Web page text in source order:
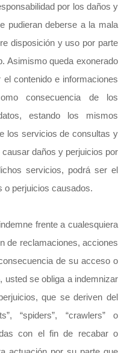
por los daños y
pudieran deberse a la mala
disposición y uso por parte
Asimismo queda exonerado
contenido e informaciones
consecuencia de los
estando los mismos
los servicios de consultas y
daños y perjuicios por
servicios, podrá ser el
o perjuicios causados.
frente a cualesquiera
de reclamaciones, acciones
de su acceso o
usted se obliga a indemnizar
que se deriven del
“spiders”, “crawlers” o
con el fin de recabar o